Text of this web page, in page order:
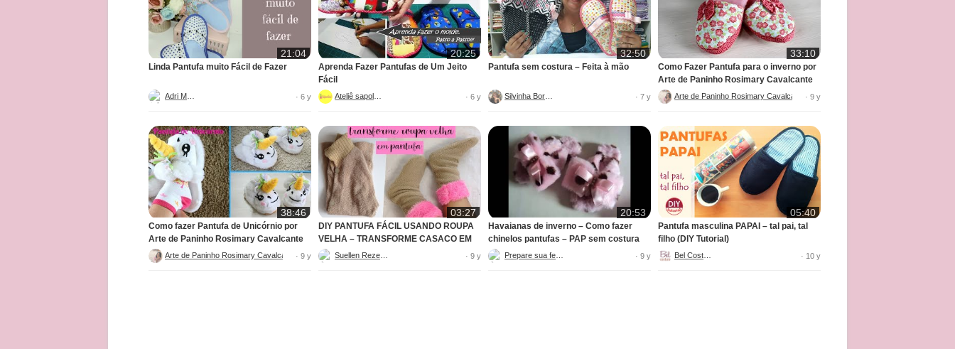
21:04
Linda Pantufa muito Fácil de Fazer
· 6 y
20:25
Aprenda Fazer Pantufas de Um Jeito
Fácil
· 6 y
32:50
Pantufa sem costura – Feita à mão
· 7 y
33:10
Como Fazer Pantufa para o inverno por
Arte de Paninho Rosimary Cavalcante
· 9 y
38:46
Como fazer Pantufa de Unicórnio por
Arte de Paninho Rosimary Cavalcante
· 9 y
03:27
DIY PANTUFA FÁCIL USANDO ROUPA
VELHA – TRANSFORME CASACO EM
PANTUFA
· 9 y
20:53
Havaianas de inverno – Como fazer
chinelos pantufas – PAP sem costura
· 9 y
05:40
Pantufa masculina PAPAI – tal pai, tal
filho (DIY Tutorial)
· 10 y